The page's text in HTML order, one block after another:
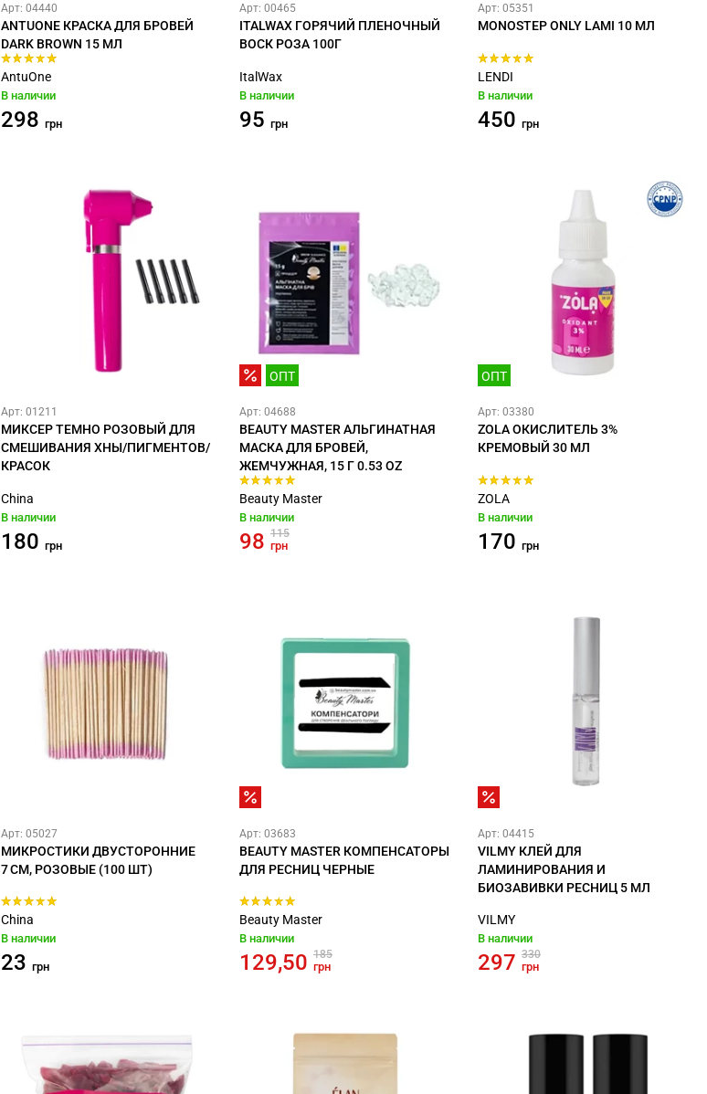
Арт: 04440
ANTUONE КРАСКА ДЛЯ БРОВЕЙ
DARK BROWN 15 МЛ
AntuOne
В наличии
298 грн
Арт: 00465
ITALWAX ГОРЯЧИЙ ПЛЕНОЧНЫЙ
ВОСК РОЗА 100Г
ItalWax
В наличии
95 грн
Арт: 05351
MONOSTEP ONLY LAMI 10 МЛ
LENDI
В наличии
450 грн
Арт: 01211
МИКСЕР ТЕМНО РОЗОВЫЙ ДЛЯ
СМЕШИВАНИЯ ХНЫ/ПИГМЕНТОВ/
КРАСОК
China
В наличии
180 грн
ОПТ
Арт: 04688
BEAUTY MASTER АЛЬГИНАТНАЯ
МАСКА ДЛЯ БРОВЕЙ,
ЖЕМЧУЖНАЯ, 15 Г 0.53 OZ
Beauty Master
В наличии
98 115
грн
ОПТ
Арт: 03380
ZOLA ОКИСЛИТЕЛЬ 3%
КРЕМОВЫЙ 30 МЛ
ZOLA
В наличии
170 грн
Арт: 05027
МИКРОСТИКИ ДВУСТОРОННИЕ
7 СМ, РОЗОВЫЕ (100 ШТ)
China
В наличии
23 грн
Арт: 03683
BEAUTY MASTER КОМПЕНСАТОРЫ
ДЛЯ РЕСНИЦ ЧЕРНЫЕ
Beauty Master
В наличии
129,50 185
грн
Арт: 04415
VILMY КЛЕЙ ДЛЯ
ЛАМИНИРОВАНИЯ И
БИОЗАВИВКИ РЕСНИЦ 5 МЛ
VILMY
В наличии
297 330
грн